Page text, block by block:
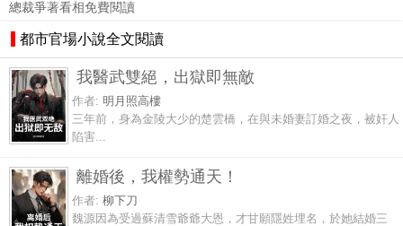
總裁爭著看相免費閱讀
都市官場小說全文閱讀
我醫武雙絕，出獄即無敵
作者: 明月照高樓
三年前，身為金陵大少的楚雲橋，在與未婚妻訂婚之夜，被奸人
陷害...
離婚後，我權勢通天！
作者: 柳下刀
魏源因為受過蘇清雪爺爺大恩，才甘願隱姓埋名，於她結婚三